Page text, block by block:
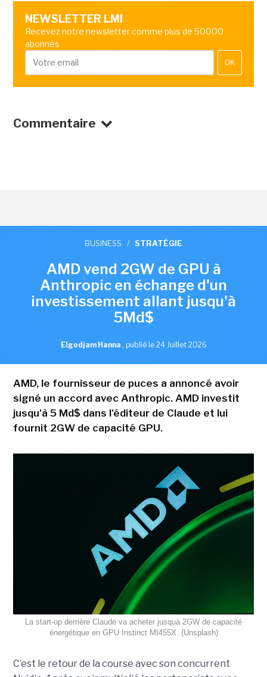
NEWSLETTER LMI
Recevez notre newsletter comme plus de 50000
abonnés
OK
Commentaire
BUSINESS / STRATÉGIE
AMD vend 2GW de GPU à
Anthropic en échange d'un
investissement allant jusqu'à
5Md$
Elgodjam Hanna , publié le 24 Juillet 2026
AMD, le fournisseur de puces a annoncé avoir
signé un accord avec Anthropic. AMD investit
jusqu'à 5 Md$ dans l'éditeur de Claude et lui
fournit 2GW de capacité GPU.
La start-up derrière Claude va acheter jusquà 2GW de capacité
énergétique en GPU Instinct MI455X. (Unsplash)
C’est le retour de la course avec son concurrent